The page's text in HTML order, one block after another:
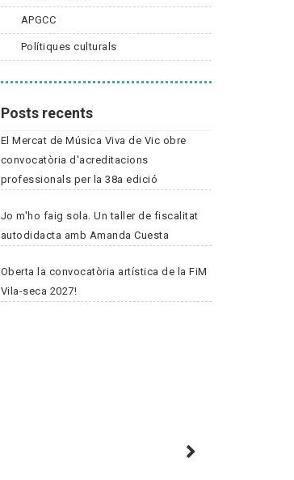
APGCC
Polítiques culturals
Posts recents
El Mercat de Música Viva de Vic obre
convocatòria d'acreditacions
professionals per la 38a edició
Jo m'ho faig sola. Un taller de fiscalitat
autodidacta amb Amanda Cuesta
Oberta la convocatòria artística de la FiM
Vila-seca 2027!